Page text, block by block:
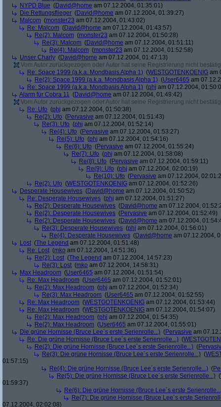
NYPD Blue (David@home am 07.12.2004, 01:35:01)
Die Rettungsflieger (David@home am 07.12.2004, 01:39:27)
Malcom (monster23 am 07.12.2004, 01:43:02)
Re: Malcom (David@home am 07.12.2004, 01:43:57)
Re(2): Malcom (monster23 am 07.12.2004, 01:50:28)
Re(3): Malcom (David@home am 07.12.2004, 01:51:11)
Re(4): Malcom (monster23 am 07.12.2004, 01:52:58)
Unser Charly (David@home am 07.12.2004, 01:47:13)
Vom Autor zurückgezogen oder Autor hat seine Registrierung nicht
Re: Space 1999 (a.k.a. Mondbasis Alpha 1) (WESTGOTENKOENIG am
Re(2): Space 1999 (a.k.a. Mondbasis Alpha 1) (User6465 am
Re: Space 1999 (a.k.a. Mondbasis Alpha 1) (phj am 07.12.2004,
Alarm für Cobra 11 (David@home am 07.12.2004, 01:49:42)
Vom Autor zurückgezogen oder Autor hat seine Registrierung nicht
Re: Ufo (phj am 07.12.2004, 01:50:38)
Re(2): Ufo (Pervasive am 07.12.2004, 01:51:43)
Re(3): Ufo (phj am 07.12.2004, 01:52:14)
Re(4): Ufo (Pervasive am 07.12.2004, 01:53:27)
Re(5): Ufo (phj am 07.12.2004, 01:54:16)
Re(6): Ufo (Pervasive am 07.12.2004, 01:55:24)
Re(7): Ufo (phj am 07.12.2004, 01:58:08)
Re(8): Ufo (Pervasive am 07.12.2004, 01:59:11)
Re(9): Ufo (phj am 07.12.2004, 02:00:19)
Re(10): Ufo (Pervasive am 07.12.2004,
Re(2): Ufo (WESTGOTENKOENIG am 07.12.2004, 01:52:26)
Desperate Housewives (David@home am 07.12.2004, 01:50:52)
Re: Desperate Housewives (phj am 07.12.2004, 01:51:27)
Re(2): Desperate Housewives (David@home am 07.12.2004,
Re(2): Desperate Housewives (Pervasive am 07.12.2004, 01:52:49)
Re(2): Desperate Housewives (David@home am 07.12.2004,
Re(3): Desperate Housewives (phj am 07.12.2004, 01:56:01)
Re(4): Desperate Housewives (David@home am 07.12.2004,
Lost (The Legend am 07.12.2004, 01:51:48)
Re: Lost (mko am 07.12.2004, 14:51:36)
Re(2): Lost (The Legend am 07.12.2004, 14:57:23)
Re(3): Lost (mko am 07.12.2004, 14:58:31)
Max Headroom (User6465 am 07.12.2004, 01:51:54)
Re: Max Headroom (User6465 am 07.12.2004, 01:52:01)
Re(2): Max Headroom (phj am 07.12.2004, 01:52:34)
Re(3): Max Headroom (User6465 am 07.12.2004, 01:52:55)
Re: Max Headroom (WESTGOTENKOENIG am 07.12.2004, 01:53:44)
Re: Max Headroom (WESTGOTENKOENIG am 07.12.2004, 01:54:07)
Re(2): Max Headroom (phj am 07.12.2004, 01:54:35)
Re(2): Max Headroom (User6465 am 07.12.2004, 01:55:01)
Die grüne Hornisse (Bruce Lee´s erste Serienrolle...) (Pervasive am
Re: Die grüne Hornisse (Bruce Lee´s erste Serienrolle...) (
Re(2): Die grüne Hornisse (Bruce Lee´s erste Serienrolle...) (
Re(3): Die grüne Hornisse (Bruce Lee´s erste Serienrolle...) (
01:57:15)
Re(4): Die grüne Hornisse (Bruce Lee´s erste Serienrolle...) (
Re(5): Die grüne Hornisse (Bruce Lee´s erste Serienrolle...) (
01:59:37)
Re(6): Die grüne Hornisse (Bruce Lee´s erste
Re(7): Die grüne Hornisse (Bruce Lee´s erste
07.12.2004, 02:02:08)